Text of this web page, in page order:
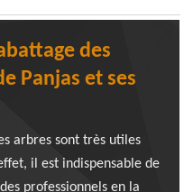
des
Panjas et ses
arbres sont très utiles
il est indispensable de
professionnels en la